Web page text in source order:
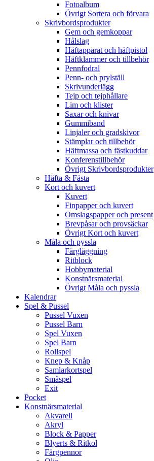
Fotoalbum
Övrigt Sortera och förvara
Skrivbordsprodukter
Gem och gemkoppar
Hålslag
Häftapparat och häftpistol
Häftklammer och tillbehör
Pennfodral
Penn- och prylställ
Skrivunderlägg
Tejp och tejphållare
Lim och klister
Saxar och knivar
Gummiband
Linjaler och gradskivor
Stämplar och tillbehör
Häftmassa och fästkuddar
Konferenstillbehör
Övrigt Skrivbordsprodukter
Häfta & Fästa
Kort och kuvert
Kuvert
Finpapper och kuvert
Omslagspapper och present
Brevpåsar och provsäckar
Övrigt Kort och kuvert
Måla och pyssla
Färgläggning
Ritblock
Hobbymaterial
Konstnärsmaterial
Övrigt Måla och pyssla
Kalendrar
Spel & Pussel
Pussel Vuxen
Pussel Barn
Spel Vuxen
Spel Barn
Rollspel
Knep & Knåp
Samlarkortspel
Småspel
Exit
Pocket
Konstnärsmaterial
Akvarell
Akryl
Block & Papper
Blyerts & Ritkol
Färgpennor